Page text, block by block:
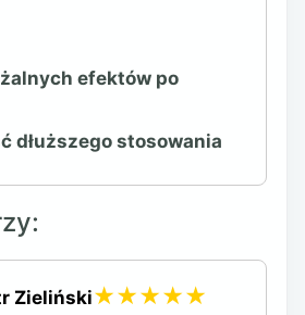
efektów po
dłuższego stosowania
Zieliński★★★★★